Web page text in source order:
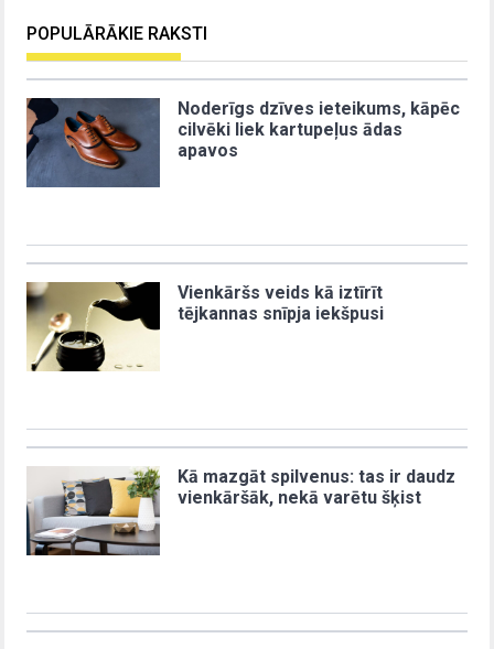
POPULĀRĀKIE RAKSTI
Noderīgs dzīves ieteikums, kāpēc
cilvēki liek kartupeļus ādas
apavos
Vienkāršs veids kā iztīrīt
tējkannas snīpja iekšpusi
Kā mazgāt spilvenus: tas ir daudz
vienkāršāk, nekā varētu šķist